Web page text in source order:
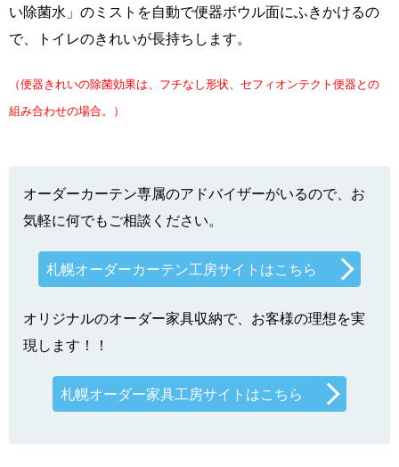
い除菌水」のミストを自動で便器ボウル面にふきかけるの
で、トイレのきれいが長持ちします。
（便器きれいの除菌効果は、フチなし形状、セフィオンテクト便器との
組み合わせの場合。）
オーダーカーテン専属のアドバイザーがいるので、お
気軽に何でもご相談ください。
札幌オーダーカーテン工房サイトはこちら
オリジナルのオーダー家具収納で、お客様の理想を実
現します！！
札幌オーダー家具工房サイトはこちら